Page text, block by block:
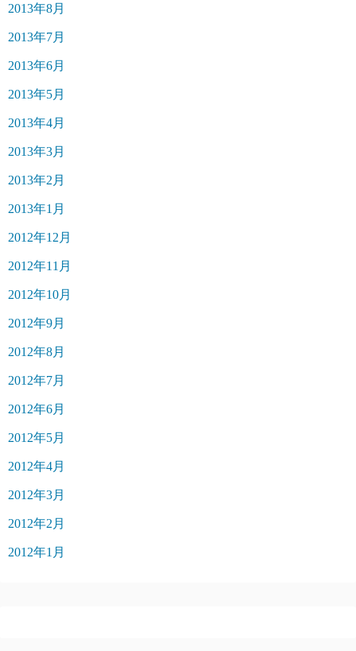
2013年8月
2013年7月
2013年6月
2013年5月
2013年4月
2013年3月
2013年2月
2013年1月
2012年12月
2012年11月
2012年10月
2012年9月
2012年8月
2012年7月
2012年6月
2012年5月
2012年4月
2012年3月
2012年2月
2012年1月